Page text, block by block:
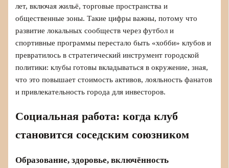
лет, включая жильё, торговые пространства и
общественные зоны. Такие цифры важны, потому что
развитие локальных сообществ через футбол и
спортивные программы перестало быть «хобби» клубов и
превратилось в стратегический инструмент городской
политики: клубы готовы вкладываться в окружение, зная,
что это повышает стоимость активов, лояльность фанатов
и привлекательность города для инвесторов.
Социальная работа: когда клуб
становится соседским союзником
Образование, здоровье, включённость